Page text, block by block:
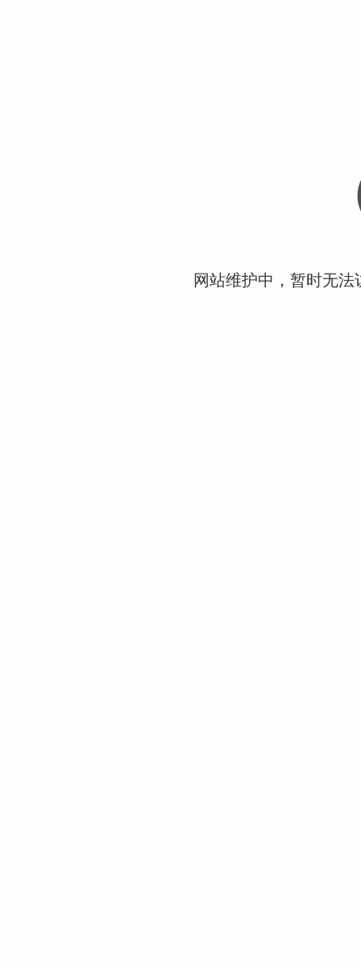
网站维护中，暂时无